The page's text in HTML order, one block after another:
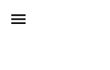
menu